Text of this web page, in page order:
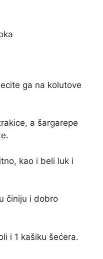
ga na kolutove
a šargarepe
kao i beli luk i
činiju i dobro
i 1 kašiku šećera.